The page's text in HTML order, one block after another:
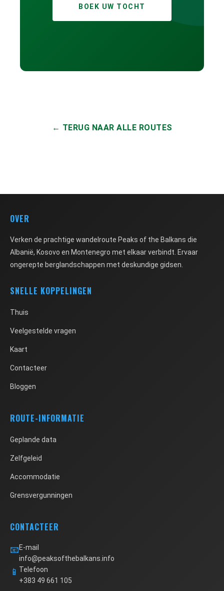
BOEK UW TOCHT
← TERUG NAAR ALLE ROUTES
OVER
Verken de prachtige wandelroute Peaks of the Balkans die
Albanië, Kosovo en Montenegro met elkaar verbindt. Ervaar
ongerepte berglandschappen met deskundige gidsen.
SNELLE KOPPELINGEN
Thuis
Veelgestelde vragen
Kaart
Contacteer
Bloggen
ROUTE-INFORMATIE
Geplande data
Zelfgeleid
Accommodatie
Grensvergunningen
CONTACTEER
📧E-mail
info@peaksofthebalkans.info
📱 Telefoon
+383 49 661 105